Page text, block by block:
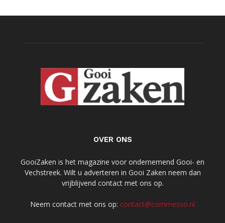
OVER ONS
GooiZaken is het magazine voor ondernemend Gooi- en
Vechstreek. Wilt u adverteren in Gooi Zaken neem dan
vrijblijvend contact met ons op.
Neem contact met ons op: contact@commesso.nl